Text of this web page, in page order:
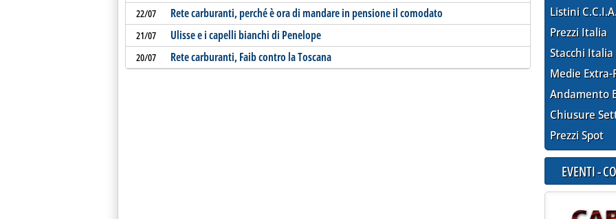
22/07 Rete carburanti, perché è ora di mandare in pensione il comodato
21/07 Ulisse e i capelli bianchi di Penelope
20/07 Rete carburanti, Faib contro la Toscana
Listini
Prezzi Italia
Stacchi Italia
Medie Extra-
Andamento
Chiusure
Prezzi Spot
EVENTI -